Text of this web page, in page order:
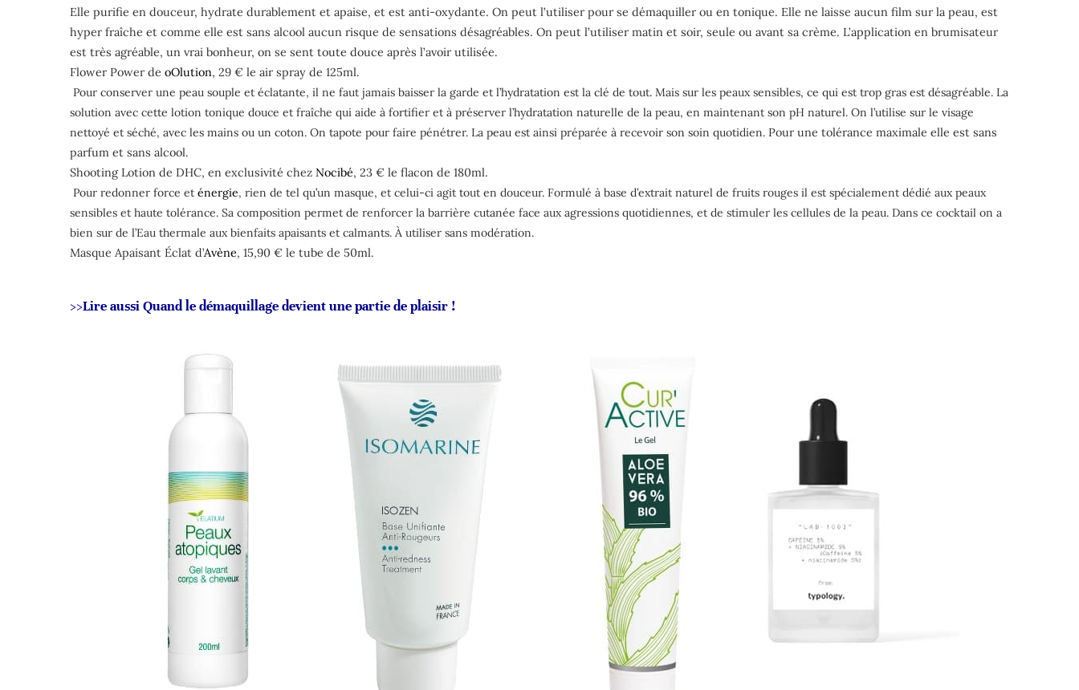
Elle purifie en douceur, hydrate durablement et apaise, et est anti-oxydante. On peut l’utiliser pour se démaquiller ou en tonique. Elle ne laisse aucun film sur la peau, est
hyper fraîche et comme elle est sans alcool aucun risque de sensations désagréables. On peut l’utiliser matin et soir, seule ou avant sa crème. L’application en brumisateur
est très agréable, un vrai bonheur, on se sent toute douce après l’avoir utilisée.
Flower Power de oOlution, 29 € le air spray de 125ml.
Pour conserver une peau souple et éclatante, il ne faut jamais baisser la garde et l’hydratation est la clé de tout. Mais sur les peaux sensibles, ce qui est trop gras est désagréable. La
solution avec cette lotion tonique douce et fraîche qui aide à fortifier et à préserver l’hydratation naturelle de la peau, en maintenant son pH naturel. On l’utilise sur le visage
nettoyé et séché, avec les mains ou un coton. On tapote pour faire pénétrer. La peau est ainsi préparée à recevoir son soin quotidien. Pour une tolérance maximale elle est sans
parfum et sans alcool.
Shooting Lotion de DHC, en exclusivité chez Nocibé, 23 € le flacon de 180ml.
Pour redonner force et énergie, rien de tel qu’un masque, et celui-ci agit tout en douceur. Formulé à base d’extrait naturel de fruits rouges il est spécialement dédié aux peaux
sensibles et haute tolérance. Sa composition permet de renforcer la barrière cutanée face aux agressions quotidiennes, et de stimuler les cellules de la peau. Dans ce cocktail on a
bien sur de l’Eau thermale aux bienfaits apaisants et calmants. À utiliser sans modération.
Masque Apaisant Éclat d’Avène, 15,90 € le tube de 50ml.
>>Lire aussiQuand le démaquillage devient une partie de plaisir !